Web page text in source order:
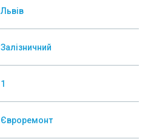
Львів
Залізничний
1
Євроремонт